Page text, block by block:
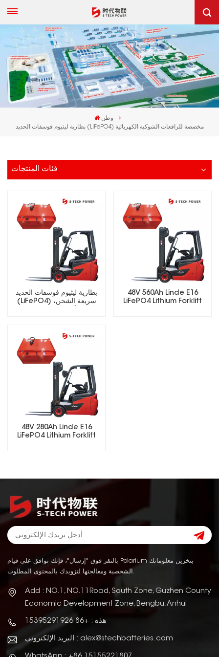
وطن
بطارية ليثيوم فوسفات الحديد (LiFePO4) مخصصة للرافعات الشوكية الكهربائية
فئات المنتجات
بطارية ليثيوم فوسفات الحديد
(LiFePO4) سريعة الشحن،
48V 560Ah Linde E16
LiFePO4 Lithium Forklift
48V 280Ah Linde E16
LiFePO4 Lithium Forklift
بالنقر فوق "إرسال"، فإنك توافق على قيام Polarium بتخزين معلوماتك
الشخصية ومعالجتها لتزويدك بالمحتوى المطلوب.
Add : NO.1, NO.11Road, South Zone, Guzhen County
Economic Development Zone, Bengbu, Anhui
هذه : +86 15395291926
البريد الإلكتروني : alex@stechbatteries.com